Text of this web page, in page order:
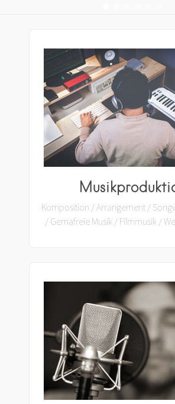
Komposition / Arrangement /
/ Gemafreie Musik / Filmmusik /